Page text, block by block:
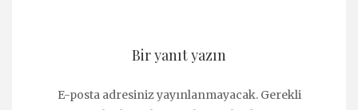
Bir yanıt yazın
E-posta adresiniz yayınlanmayacak. Gerekli